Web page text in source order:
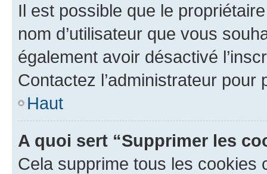
Il est possible que le
nom d’utilisateur que vous
également avoir désactivé
Contactez l’administrateur
Haut
A quoi sert “Supprimer les
Cela supprime tous les cookies